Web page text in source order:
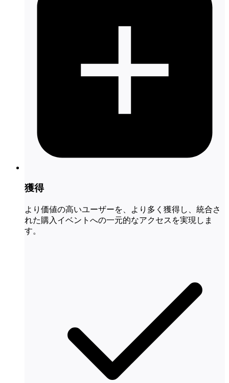
獲得
より価値の高いユーザーを、より多く獲得し、統合さ
れた購入イベントへの一元的なアクセスを実現しま
す。